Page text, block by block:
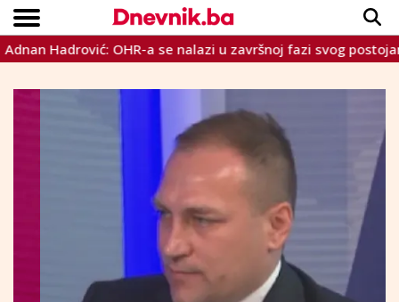
VIJESTI
SPORT
INTERVIEW
TEME
CRNA KRONIKA
LIFESTYLE
Copyright © Dnevnik.ba 2023.
Hadrović: OHR-a se nalazi u završnoj fazi svog postojanja